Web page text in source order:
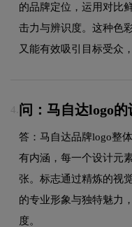
的品牌定位，运用对比
击力与辨识度。这种色
又能有效吸引目标受众
4. 问：马自达logo
答：马自达品牌logo整
有内涵，每一个设计元
张。标志通过精炼的视
的专业形象与独特魅力
度。